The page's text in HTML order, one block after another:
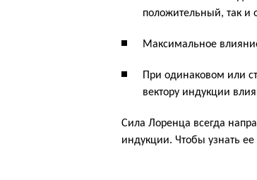
положительный, так и
Максимальное
При одинаковом или
вектору индукции
Сила Лоренца всегда
индукции. Чтобы узнать